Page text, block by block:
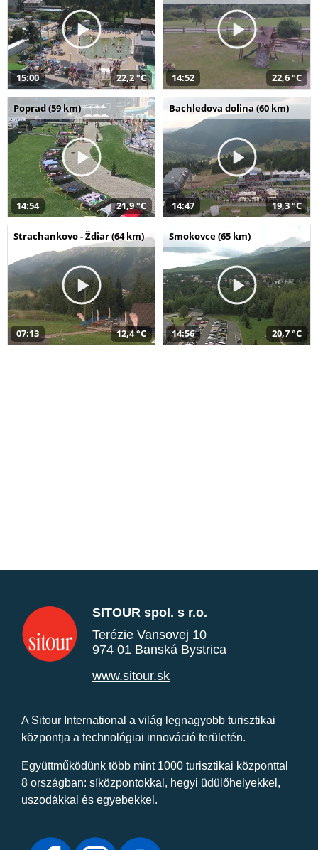
15:00 22,2 °C 14:52 22,6 °C
Poprad (59 km)
14:54 21,9 °C
Bachledova dolina (60 km)
14:47 19,3 °C
Strachankovo - Ždiar (64 km)
07:13 12,4 °C
Smokovce (65 km)
14:56 20,7 °C
SITOUR spol. s r.o.
Terézie Vansovej 10
974 01 Banská Bystrica
www.sitour.sk
A Sitour International a világ legnagyobb turisztikai
központja a technológiai innováció területén.
Együttműködünk több mint 1000 turisztikai központtal
8 országban: síközpontokkal, hegyi üdülőhelyekkel,
uszodákkal és egyebekkel.